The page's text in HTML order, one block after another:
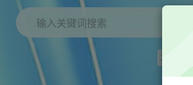
输入关键词搜索
项目